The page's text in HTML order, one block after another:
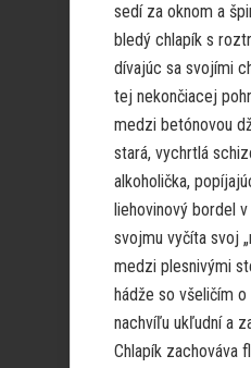
sedí za oknom a
bledý chlapík s
dívajúc sa svojími
tej nekončiacej
medzi betónovou
stará, vychrtlá
alkoholička,
liehovinový bordel
svojmu vyčíta svoj
medzi plesnivými
hádže so všeličím
nachvíľu ukľudní a
Chlapík zachováva